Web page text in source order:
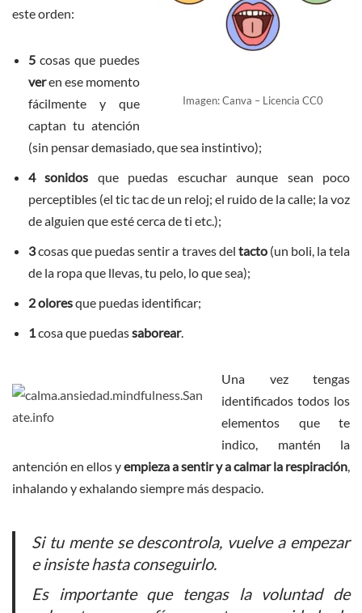
Imagen: Canva – Licencia CC0
este orden:
5 cosas que puedes
veren ese momento
fácilmente y que
captan tu atención
(sin pensar demasiado, que sea instintivo);
4
sonidos que puedas escuchar aunque sean poco
perceptibles (el tic tac de un reloj; el ruido de la calle; la voz
de alguien que esté cerca de ti etc.);
3cosas que puedas sentir a traves del tacto(un boli, la tela
de la ropa que llevas, tu pelo, lo que sea);
2oloresque puedas identificar;
1cosa que puedassaborear.
Una vez tengas
identificados todos los
elementos que te
indico, mantén la
antención en ellos yempieza a sentir y acalmar la respiración,
inhalando y exhalando siempre más despacio.
Si tu mente se descontrola, vuelve a empezar
e insiste hasta conseguirlo.
Es importante que tengas la voluntad de